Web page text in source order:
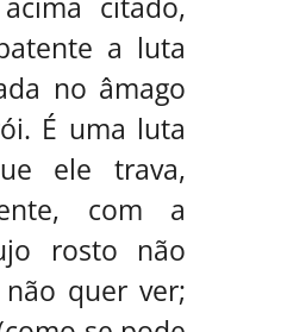
a luta
no âmago
É uma luta
ele trava,
com a
rosto não
quer ver;